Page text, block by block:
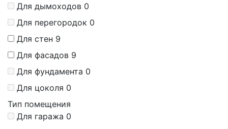
Для дымоходов 0
Для перегородок 0
Для стен 9
Для фасадов 9
Для фундамента 0
Для цоколя 0
Тип помещения
Для гаража 0